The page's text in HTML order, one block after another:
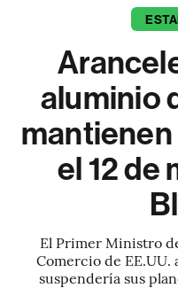
aluminio
mantienen
el 12 de
El Primer Ministro
Comercio de
suspendería sus